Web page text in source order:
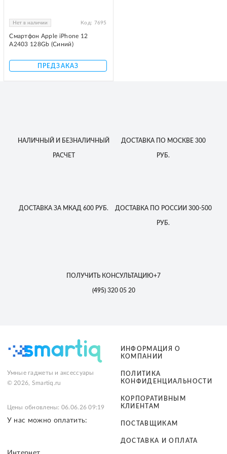
Нет в наличии Код: 7695
Смартфон Apple iPhone 12
A2403 128Gb (Синий)
ПРЕДЗАКАЗ
НАЛИЧНЫЙ И БЕЗНАЛИЧНЫЙ
РАСЧЕТ
ДОСТАВКАПО МОСКВЕ 300
РУБ.
ДОСТАВКА ЗА МКАД 600 РУБ. ДОСТАВКАПО РОССИИ 300-500
РУБ.
ПОЛУЧИТЬ КОНСУЛЬТАЦИЮ+7
(495)320 05 20
Умные гаджеты и аксессуары
© 2026, Smartiq.ru
Цены обновлены: 06.06.26 09:19
У нас можно оплатить:
ИНФОРМАЦИЯ О
КОМПАНИИ
ПОЛИТИКА
КОНФИДЕНЦИАЛЬНОСТИ
КОРПОРАТИВНЫМ
КЛИЕНТАМ
ПОСТАВЩИКАМ
ДОСТАВКА И ОПЛАТА